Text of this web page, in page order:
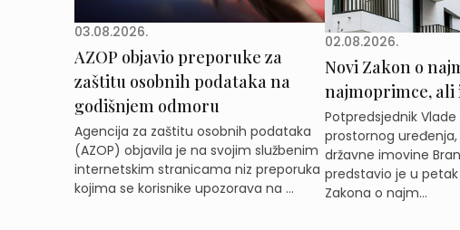
03.08.2026.
AZOP objavio preporuke za
zaštitu osobnih podataka na
godišnjem odmoru
Agencija za zaštitu osobnih podataka
(AZOP) objavila je na svojim službenim
internetskim stranicama niz preporuka
kojima se korisnike upozorava na ...
02.08.2026.
Novi Zakon o
najmoprimce, ali
Potpredsjednik
prostornog
državne imovine
predstavio je u
Zakona o najm...